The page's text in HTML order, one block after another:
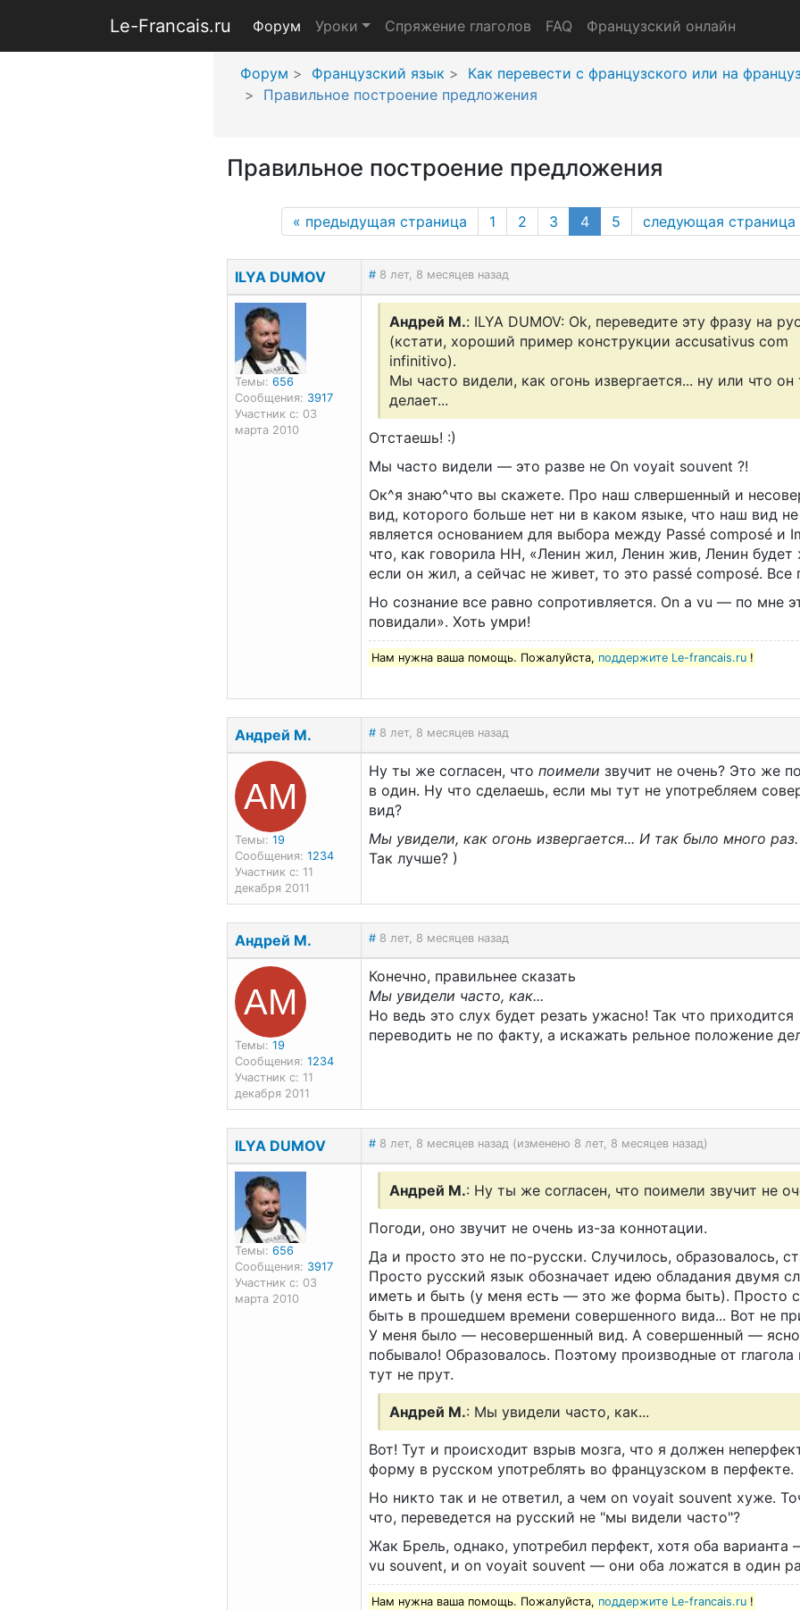
Le-Francais.ru Форум Уроки Спряжение глаголов FAQ Французский онлайн
Форум Французский язык
Как перевести с французского или на
Правильное построение предложения
Правильное построение предложения
« предыдущая страница 1 2 3 4(current page)
5 следующая страница
ILYA DUMOV # 8 лет, 8 месяцев назад
Темы: 656
Сообщения: 3917
Участник с: 03
марта 2010
Андрей М.: ILYA DUMOV: Ok, переведите эту фразу на
(кстати, хороший пример конструкции accusativus com
infinitivo).
Мы часто видели, как огонь извергается... ну или что он
делает...
Отстаешь! :)
Мы часто видели — это разве не On voyait souvent ?!
Ок^я знаю^что вы скажете. Про наш слвершенный и
вид, которого больше нет ни в каком языке, что наш вид не
является основанием для выбора между Passé composé и
что, как говорила НН, «Ленин жил, Ленин жив, Ленин
если он жил, а сейчас не живет, то это passé composé. Все
Но сознание все равно сопротивляется. On a vu — по мне
повидали». Хоть умри!
Нам нужна ваша помощь. Пожалуйста, поддержите Le-francais.ru!
Андрей М. # 8 лет, 8 месяцев назад
АМ
Темы: 19
Сообщения: 1234
Участник с: 11
декабря 2011
Ну ты же согласен, что поимели звучит не очень? Это же
в один. Ну что сделаешь, если мы тут не употребляем
вид?
Мы увидели, как огонь извергается... И так было много раз.
Так лучше? )
Андрей М. # 8 лет, 8 месяцев назад
АМ
Темы: 19
Сообщения: 1234
Участник с: 11
декабря 2011
Конечно, правильнее сказать
Мы увидели часто, как...
Но ведь это слух будет резать ужасно! Так что приходится
переводить не по факту, а искажать рельное положение
ILYA DUMOV # 8 лет, 8 месяцев назад (изменено 8 лет, 8 месяцев назад)
Темы: 656
Сообщения: 3917
Участник с: 03
марта 2010
Андрей М.: Ну ты же согласен, что поимели звучит не
Погоди, оно звучит не очень из-за коннотации.
Да и просто это не по-русски. Случилось, образовалось,
Просто русский язык обозначает идею обладания двумя
иметь и быть (у меня есть — это же форма быть). Просто
быть в прошедшем времени совершенного вида... Вот не
У меня было — несовершенный вид. А совершенный —
побывало! Образовалось. Поэтому производные от глагола
тут не прут.
Андрей М.: Мы увидели часто, как...
Вот! Тут и происходит взрыв мозга, что я должен
форму в русском употреблять во французском в перфекте.
Но никто так и не ответил, а чем on voyait souvent хуже.
что, переведется на русский не "мы видели часто"?
Жак Брель, однако, употребил перфект, хотя оба варианта
vu souvent, и on voyait souvent — они оба ложатся в один
Нам нужна ваша помощь. Пожалуйста, поддержите Le-francais.ru!